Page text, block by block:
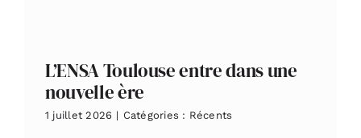
L’ENSA Toulouse entre dans une
nouvelle ère
1 juillet 2026 | Catégories : Récents